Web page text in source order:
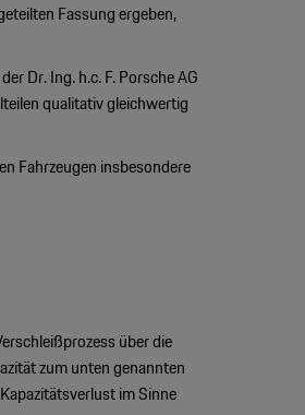
Fassung ergeben,
Dr. Ing. h.c. F. Porsche AG
qualitativ gleichwertig
Fahrzeugen insbesondere
über die
zum unten genannten
im Sinne